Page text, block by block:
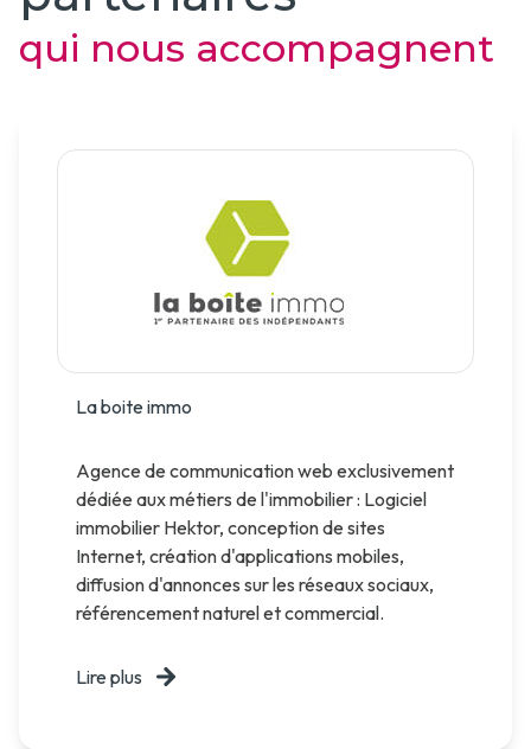
Estimation
Houplines
Estimation à
Contact
qui nous accompagnent
La boite immo
Agence de communication web exclusivement
dédiée aux métiers de l'immobilier : Logiciel
immobilier Hektor, conception de sites
Internet, création d'applications mobiles,
diffusion d'annonces sur les réseaux sociaux,
référencement naturel et commercial.
Lire plus